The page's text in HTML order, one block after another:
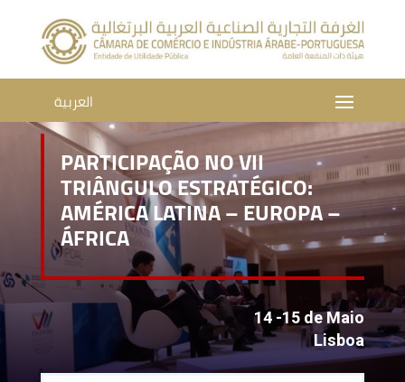
العربية
PARTICIPAÇÃO NO VII
TRIÂNGULO ESTRATÉGICO:
AMÉRICA LATINA – EUROPA –
ÁFRICA
14 -15 de Maio
Lisboa